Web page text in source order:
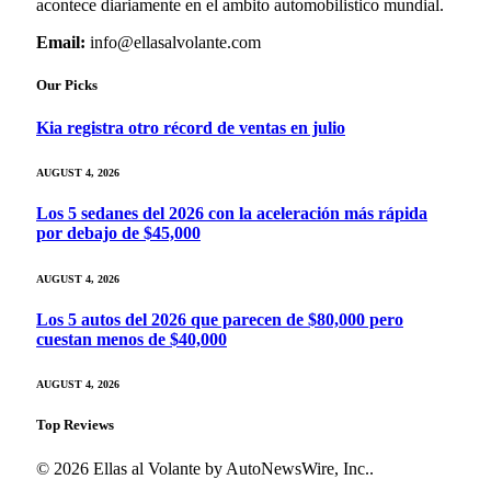
acontece diariamente en el ambito automobilistico mundial.
Email: info@ellasalvolante.com
Our Picks
Kia registra otro récord de ventas en julio
AUGUST 4, 2026
Los 5 sedanes del 2026 con la aceleración más rápida
por debajo de $45,000
AUGUST 4, 2026
Los 5 autos del 2026 que parecen de $80,000 pero
cuestan menos de $40,000
AUGUST 4, 2026
Top Reviews
© 2026 Ellas al Volante by AutoNewsWire, Inc..